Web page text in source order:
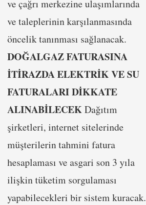
ve çağrı merkezine ulaşımlarında
ve taleplerinin karşılanmasında
öncelik tanınması sağlanacak.
DOĞALGAZ FATURASINA
İTİRAZDA ELEKTRİK VE SU
FATURALARI DİKKATE
ALINABİLECEKDağıtım
şirketleri, internet sitelerinde
müşterilerin tahmini fatura
hesaplaması ve asgari son 3 yıla
ilişkin tüketim sorgulaması
yapabilecekleri bir sistem kuracak.